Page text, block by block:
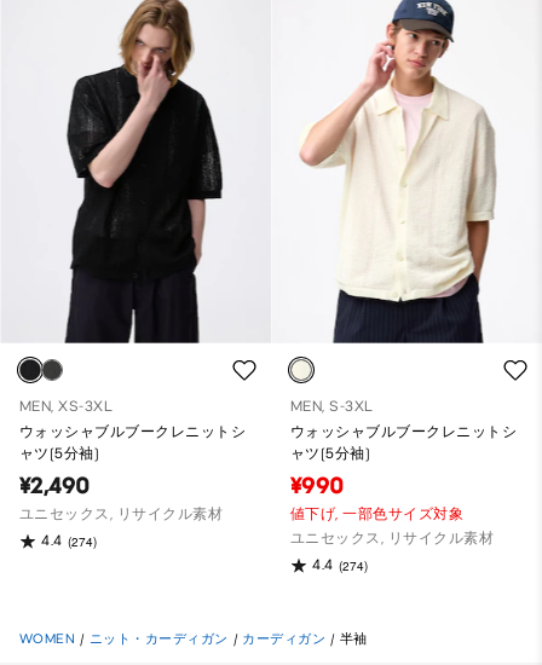
MEN, XS-3XL
ウォッシャブルブークレニットシ
ャツ(5分袖)
¥2,490
ユニセックス, リサイクル素材
4.4 (274)
MEN, S-3XL
ウォッシャブルブークレニットシ
ャツ(5分袖)
¥990
値下げ,一部色サイズ対象
ユニセックス, リサイクル素材
4.4 (274)
WOMEN / ニット・カーディガン / カーディガン / 半袖